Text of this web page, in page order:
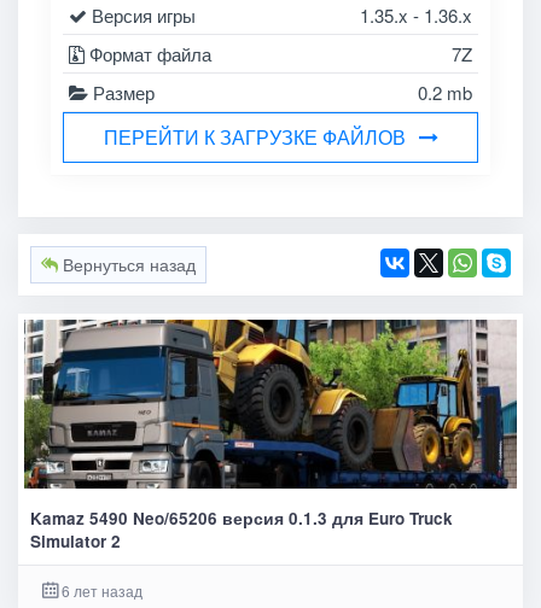
Версия игры
1.35.x - 1.36.x
Формат файла
7Z
Размер
0.2 mb
ПЕРЕЙТИ К ЗАГРУЗКЕ ФАЙЛОВ
Вернуться назад
Kamaz 5490 Neo/65206 версия 0.1.3 для Euro Truck
Simulator 2
6 лет назад